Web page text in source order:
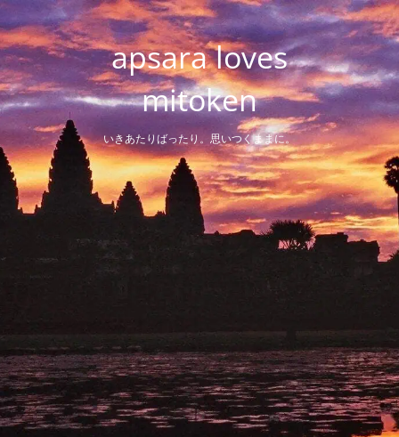
Skip
to
content
apsara loves
mitoken
いきあたりばったり。思いつくままに。